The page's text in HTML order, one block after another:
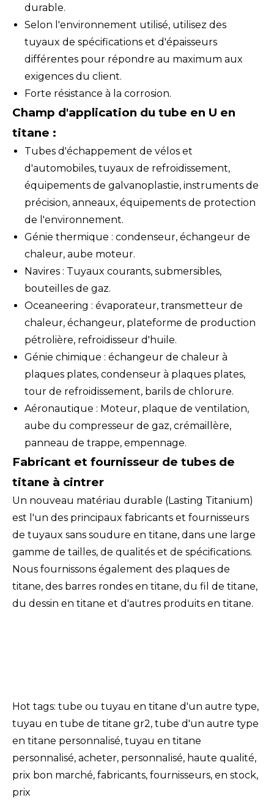
durable.
Selon l'environnement utilisé, utilisez des
tuyaux de spécifications et d'épaisseurs
différentes pour répondre au maximum aux
exigences du client.
Forte résistance à la corrosion.
Champ d'application du tube en U en
titane :
Tubes d'échappement de vélos et
d'automobiles, tuyaux de refroidissement,
équipements de galvanoplastie, instruments de
précision, anneaux, équipements de protection
de l'environnement.
Génie thermique : condenseur, échangeur de
chaleur, aube moteur.
Navires : Tuyaux courants, submersibles,
bouteilles de gaz.
Oceaneering : évaporateur, transmetteur de
chaleur, échangeur, plateforme de production
pétrolière, refroidisseur d'huile.
Génie chimique : échangeur de chaleur à
plaques plates, condenseur à plaques plates,
tour de refroidissement, barils de chlorure.
Aéronautique : Moteur, plaque de ventilation,
aube du compresseur de gaz, crémaillère,
panneau de trappe, empennage.
Fabricant et fournisseur de tubes de
titane à cintrer
Un nouveau matériau durable (Lasting Titanium)
est l'un des principaux fabricants et fournisseurs
de tuyaux sans soudure en titane, dans une large
gamme de tailles, de qualités et de spécifications.
Nous fournissons également des plaques de
titane, des barres rondes en titane, du fil de titane,
du dessin en titane et d'autres produits en titane.
Hot tags: tube ou tuyau en titane d'un autre type,
tuyau en tube de titane gr2, tube d'un autre type
en titane personnalisé, tuyau en titane
personnalisé, acheter, personnalisé, haute qualité,
prix bon marché, fabricants, fournisseurs, en stock,
prix